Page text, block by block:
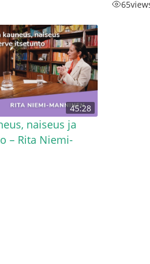
65
45:28
naiseus ja
– Rita Niemi-